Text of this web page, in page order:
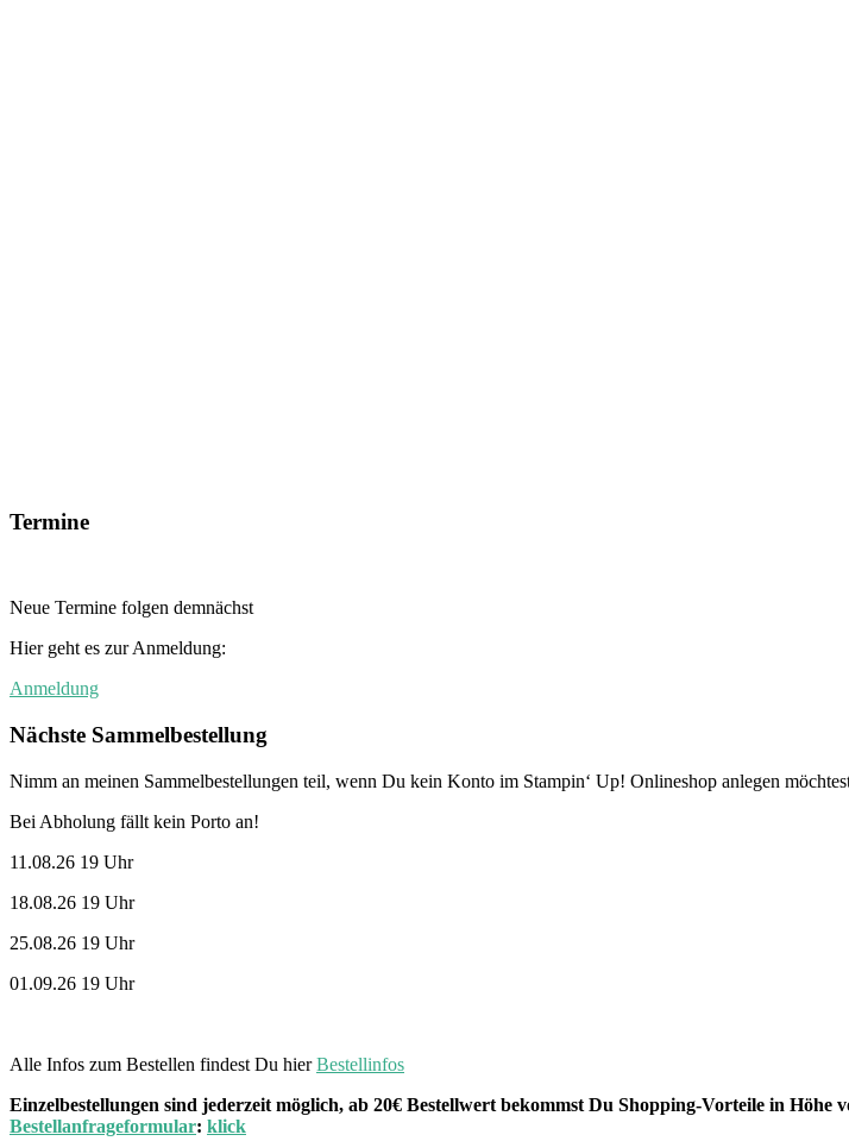
Termine
Neue Termine folgen demnächst
Hier geht es zur Anmeldung:
Anmeldung
Nächste Sammelbestellung
Nimm an meinen Sammelbestellungen teil, wenn Du kein Konto im Stampin‘ Up! Onlineshop anlegen
Bei Abholung fällt kein Porto an!
11.08.26 19 Uhr
18.08.26 19 Uhr
25.08.26 19 Uhr
01.09.26 19 Uhr
Alle Infos zum Bestellen findest Du hierBestellinfos
Einzelbestellungen sind jederzeit möglich, ab 20€ Bestellwert bekommst Du Shopping-Vorteile in
Bestellanfrageformular: klick